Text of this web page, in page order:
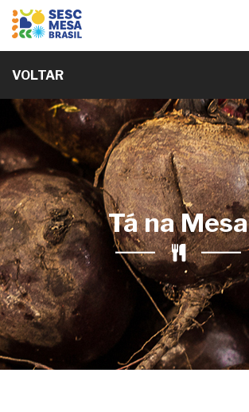
VOLTAR
Tá na Mesa